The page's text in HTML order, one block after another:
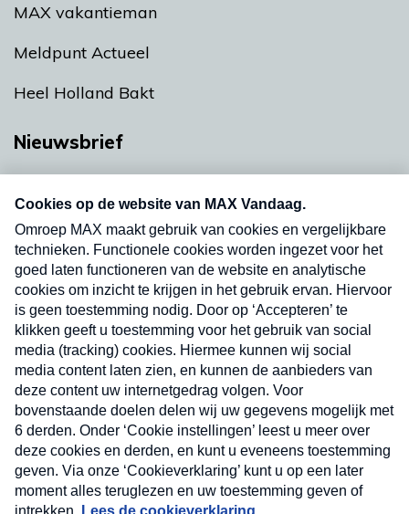
MAX vakantieman
Meldpunt Actueel
Heel Holland Bakt
Nieuwsbrief
Neem hier een gratis abonnement op onze
nieuwsbrief. Elke vrijdag- en dinsdagochtend in
uw mailbox.
Verzend
Nieuwsbrief
Neem hier een gratis abonnement op onze
nieuwsbrief. Elke vrijdag- en dinsdagochtend in uw